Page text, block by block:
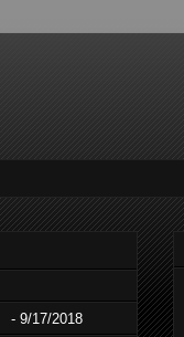
- 9/17/2018